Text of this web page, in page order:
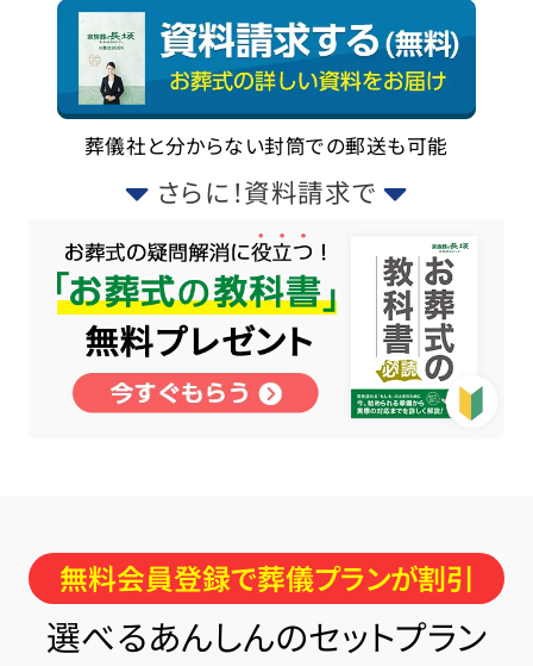
葬儀社と分からない封筒での郵送も可能
さらに！資料請求で
無料会員登録で葬儀プランが割引
選べるあんしんのセットプラン